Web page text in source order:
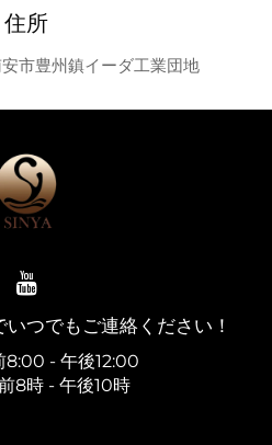
住所
市豊州鎮イーダ工業団地
つでもご連絡ください！
8:00 - 午後12:00
8時 - 午後10時